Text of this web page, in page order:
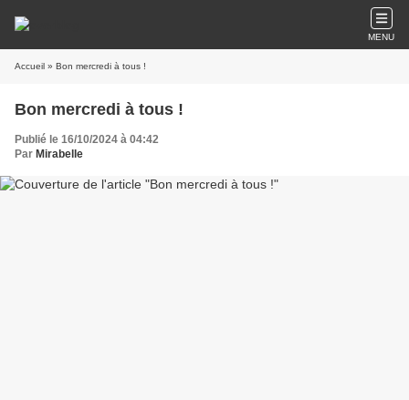
MENU
Accueil » Bon mercredi à tous !
Bon mercredi à tous !
Publié le 16/10/2024 à 04:42
Par Mirabelle